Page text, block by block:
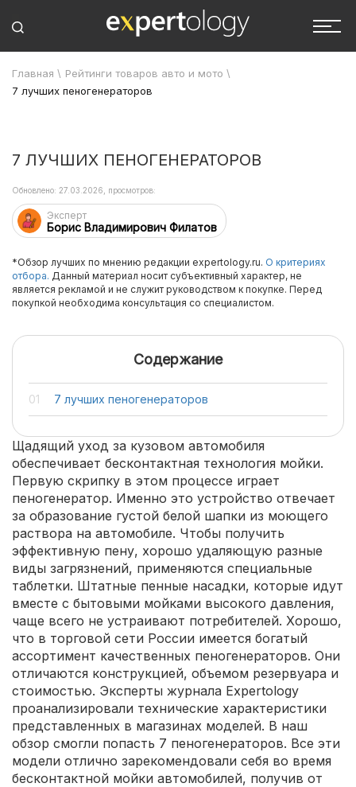
Главная \ Рейтинги товаров авто и мото \
7 лучших пеногенераторов
7 ЛУЧШИХ ПЕНОГЕНЕРАТОРОВ
Эксперт
Борис Владимирович Филатов
Обновлено: 27.03.2026, просмотров:
*Обзор лучших по мнению редакции expertology.ru. О критериях
отбора. Данный материал носит субъективный характер, не
является рекламой и не служит руководством к покупке. Перед
покупкой необходима консультация со специалистом.
Содержание
7 лучших пеногенераторов
Щадящий уход за кузовом автомобиля
обеспечивает бесконтактная технология мойки.
Первую скрипку в этом процессе играет
пеногенератор. Именно это устройство отвечает
за образование густой белой шапки из моющего
раствора на автомобиле. Чтобы получить
эффективную пену, хорошо удаляющую разные
виды загрязнений, применяются специальные
таблетки. Штатные пенные насадки, которые идут
вместе с бытовыми мойками высокого давления,
чаще всего не устраивают потребителей. Хорошо,
что в торговой сети России имеется богатый
ассортимент качественных пеногенераторов. Они
отличаются конструкцией, объемом резервуара и
стоимостью. Эксперты журнала Expertology
проанализировали технические характеристики
представленных в магазинах моделей. В наш
обзор смогли попасть 7 пеногенераторов. Все эти
модели отлично зарекомендовали себя во время
бесконтактной мойки автомобилей, получив от